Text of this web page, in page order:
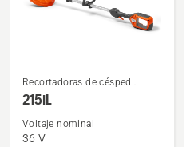
Ver
más
detalles
sobre
Recortadoras de césped
eléctricas y a batería
215iL
Voltaje nominal
36 V